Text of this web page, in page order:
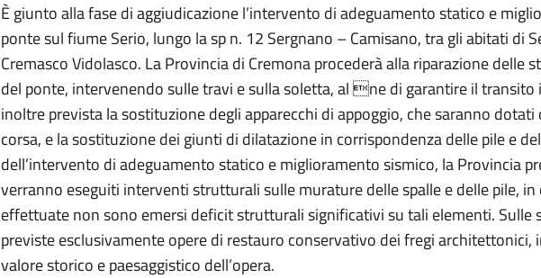
È giunto alla fase di aggiudicazione l’intervento di adeguamento statico e
ponte sul fiume Serio, lungo la sp n. 12 Sergnano – Camisano, tra gli abitati di
Cremasco Vidolasco. La Provincia di Cremona procederà alla riparazione delle
del ponte, intervenendo sulle travi e sulla soletta, al ne di garantire il transito
inoltre prevista la sostituzione degli apparecchi di appoggio, che saranno
corsa, e la sostituzione dei giunti di dilatazione in corrispondenza delle pile e
dell’intervento di adeguamento statico e miglioramento sismico, la Provincia
verranno eseguiti interventi strutturali sulle murature delle spalle e delle pile,
effettuate non sono emersi deficit strutturali significativi su tali elementi.
previste esclusivamente opere di restauro conservativo dei fregi architettonici,
valore storico e paesaggistico dell’opera.